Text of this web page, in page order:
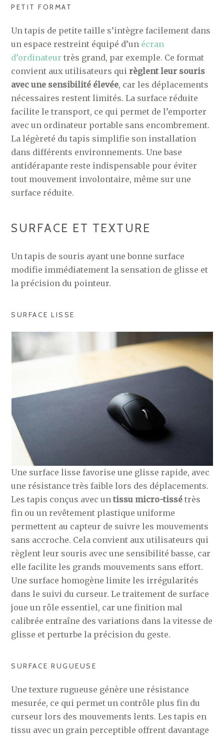
PETIT FORMAT
Un tapis de petite taille s’intègre facilement dans
un espace restreint équipé d’un écran
d’ordinateur très grand, par exemple. Ce format
convient aux utilisateurs quirèglent leur souris
avec une sensibilité élevée, car les déplacements
nécessaires restent limités. La surface réduite
facilite le transport, ce qui permet de l’emporter
avec un ordinateur portable sans encombrement.
La légèreté du tapis simplifie son installation
dans différents environnements. Une base
antidérapante reste indispensable pour éviter
tout mouvement involontaire, même sur une
surface réduite.
SURFACE ET TEXTURE
Un tapis de souris ayant une bonne surface
modifie immédiatement la sensation de glisse et
la précision du pointeur.
SURFACE LISSE
Une surface lisse favorise une glisse rapide, avec
une résistance très faible lors des déplacements.
Les tapis conçus avec untissu micro-tissé très
fin ou un revêtement plastique uniforme
permettent au capteur de suivre les mouvements
sans accroche. Cela convient aux utilisateurs qui
règlent leur souris avec une sensibilité basse, car
elle facilite les grands mouvements sans effort.
Une surface homogène limite les irrégularités
dans le suivi du curseur. Le traitement de surface
joue un rôle essentiel, car une finition mal
calibrée entraîne des variations dans la vitesse de
glisse et perturbe la précision du geste.
SURFACE RUGUEUSE
Une texture rugueuse génère une résistance
mesurée, ce qui permet un contrôle plus fin du
curseur lors des mouvements lents. Les tapis en
tissu avec un grain perceptible offrent davantage